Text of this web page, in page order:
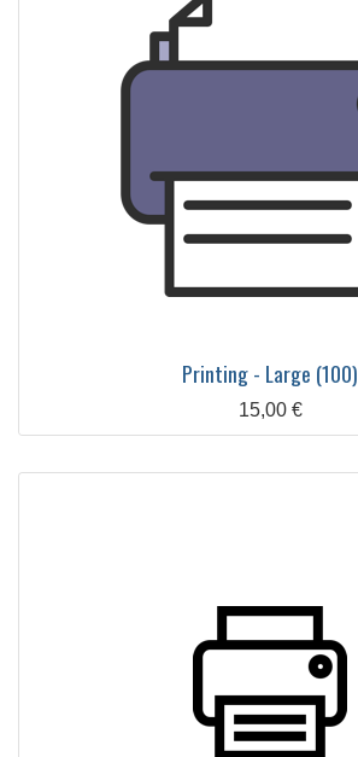
Printing - Large (100)
15,00€